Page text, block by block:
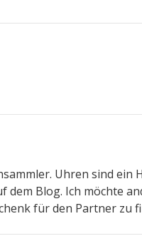
Uhren sind ein
Blog. Ich möchte
für den Partner zu